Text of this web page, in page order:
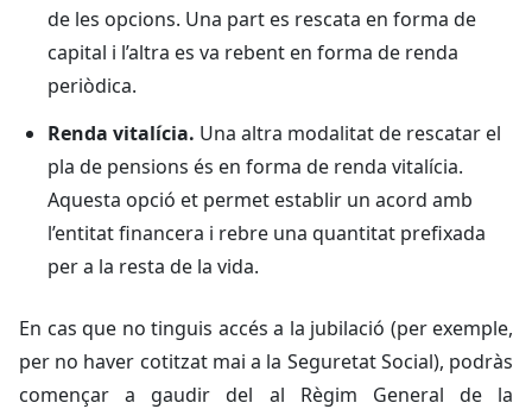
de les opcions. Una part es rescata en forma de
capital i l’altra es va rebent en forma de renda
periòdica.
Renda vitalícia. Una altra modalitat de rescatar el
pla de pensions és en forma de renda vitalícia.
Aquesta opció et permet establir un acord amb
l’entitat financera i rebre una quantitat prefixada
per a la resta de la vida.
En cas que no tinguis accés a la jubilació (per exemple,
per no haver cotitzat mai a la Seguretat Social), podràs
començar a gaudir del al Règim General de la